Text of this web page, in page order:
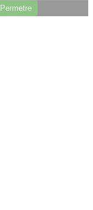
Permetre